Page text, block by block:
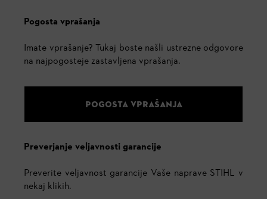
Pogosta vprašanja
Imate vprašanje? Tukaj boste našli ustrezne odgovore
na najpogosteje zastavljena vprašanja.
POGOSTA VPRAŠANJA
Preverjanje veljavnosti garancije
Preverite veljavnost garancije Vaše naprave STIHL v
nekaj klikih.